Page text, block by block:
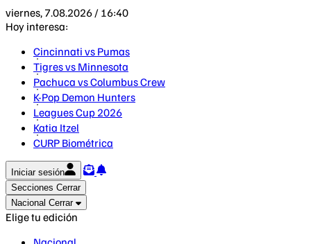
viernes, 7.08.2026 / 16:40
Hoy interesa:
Cincinnati vs Pumas
Tigres vs Minnesota
Pachuca vs Columbus Crew
K-Pop Demon Hunters
Leagues Cup 2026
Katia Itzel
CURP Biométrica
Iniciar sesión
Secciones Cerrar
Nacional Cerrar
Elige tu edición